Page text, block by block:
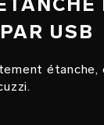
USB
étanche,